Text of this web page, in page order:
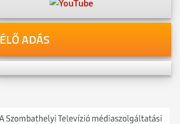
ÉLŐ ADÁS